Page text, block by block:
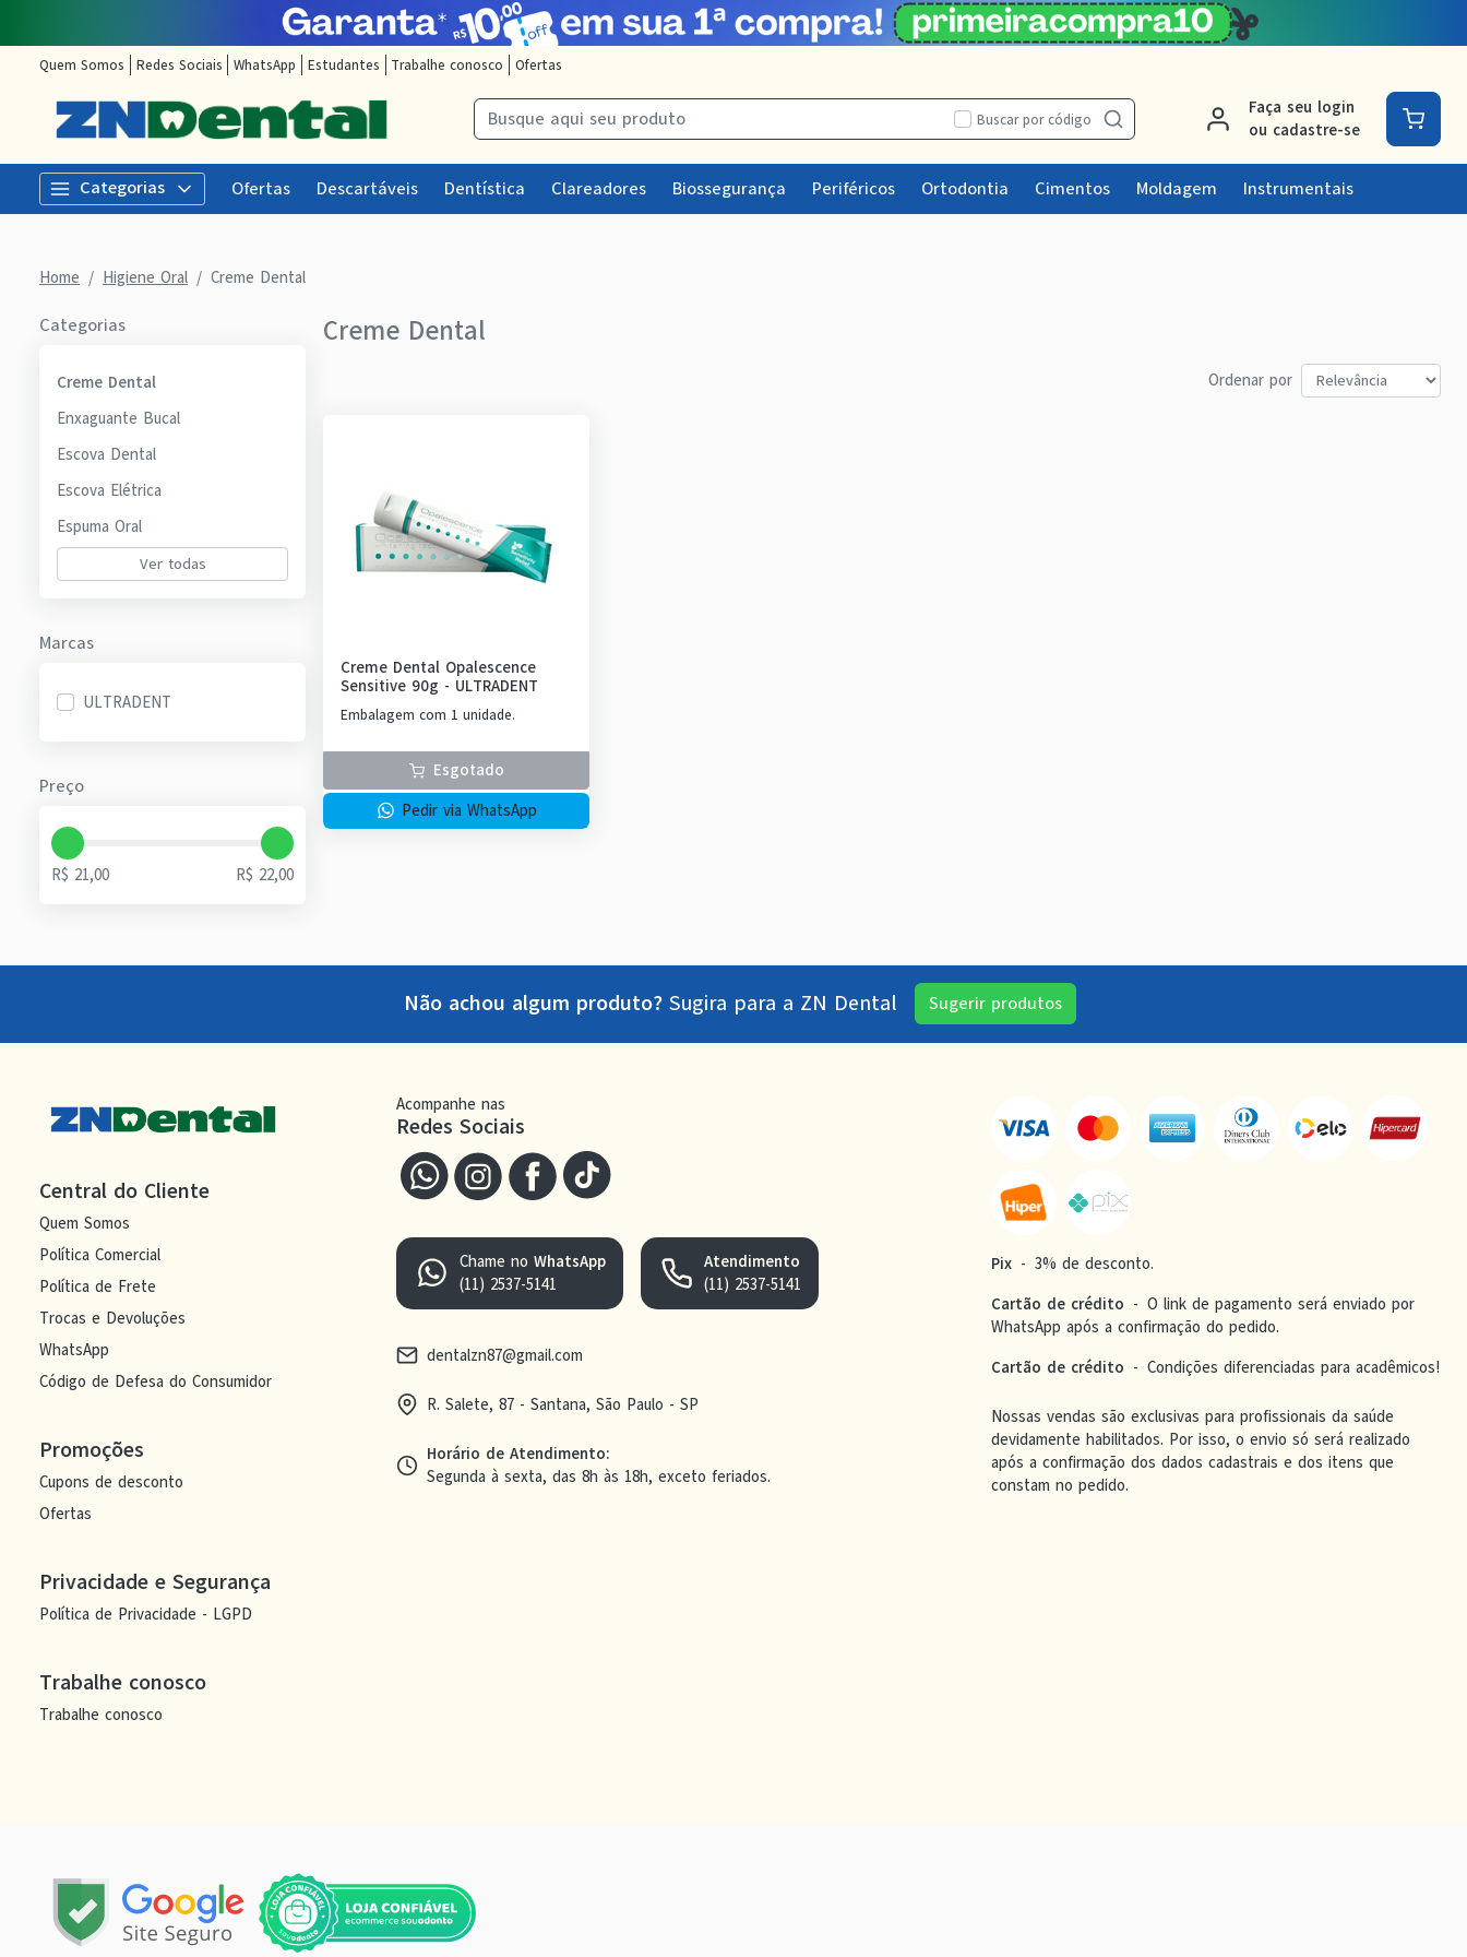
Quem Somos Redes Sociais WhatsApp Estudantes Trabalhe conosco Ofertas
Buscar por código
Faça seu login
ou cadastre-se
Categorias Ofertas Descartáveis Dentística Clareadores Biossegurança Periféricos Ortodontia Cimentos Moldagem Instrumentais
Home Higiene Oral Creme Dental
Categorias
Creme Dental
Enxaguante Bucal
Escova Dental
Escova Elétrica
Espuma Oral
Ver todas
Marcas
ULTRADENT
Preço
R$ 21,00 R$ 22,00
Creme Dental
Ordenar por
Creme Dental Opalescence
Sensitive 90g - ULTRADENT
Embalagem com 1 unidade.
Esgotado
Pedir via WhatsApp
Não achou algum produto? Sugira para a ZN Dental Sugerir produtos
Central do Cliente
Quem Somos
Política Comercial
Política de Frete
Trocas e Devoluções
WhatsApp
Código de Defesa do Consumidor
Promoções
Cupons de desconto
Ofertas
Privacidade e Segurança
Política de Privacidade - LGPD
Trabalhe conosco
Trabalhe conosco
Acompanhe nas
Redes Sociais
Chame no WhatsApp
(11) 2537-5141
Atendimento
(11) 2537-5141
dentalzn87@gmail.com
R. Salete, 87 - Santana, São Paulo - SP
Horário de Atendimento:
Segunda à sexta, das 8h às 18h, exceto feriados.
Pix - 3% de desconto.
Cartão de crédito - O link de pagamento será enviado por
WhatsApp após a confirmação do pedido.
Cartão de crédito - Condições diferenciadas para acadêmicos!
Nossas vendas são exclusivas para profissionais da saúde
devidamente habilitados. Por isso, o envio só será realizado
após a confirmação dos dados cadastrais e dos itens que
constam no pedido.